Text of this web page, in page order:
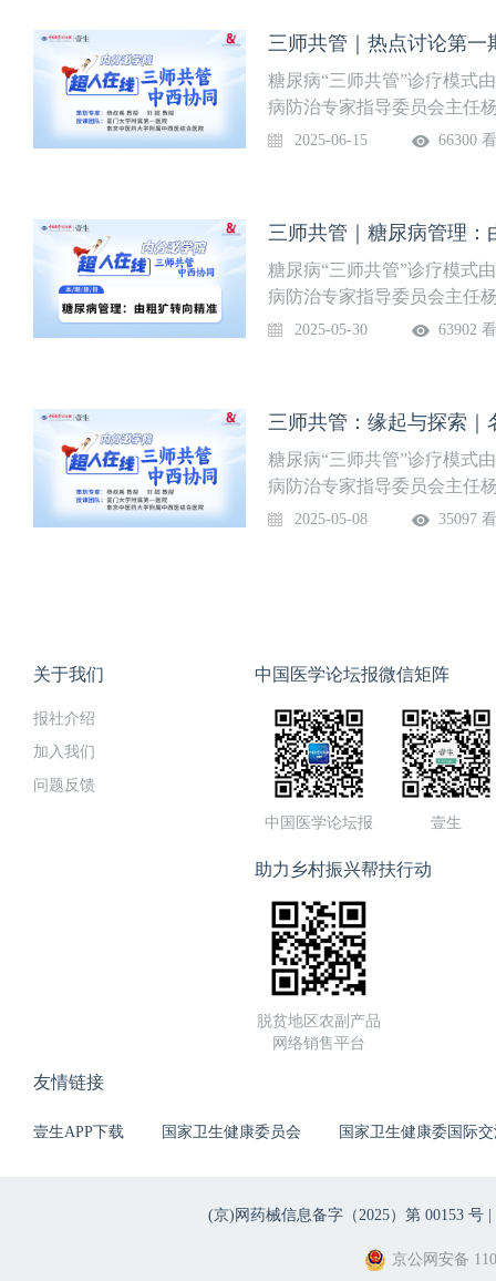
治疗：起始与优化主讲嘉宾
三师共管｜热点讨论第一
糖尿病“三师共管”诊疗模式
病防治专家指导委员会主任
个性化、全病程管理的“中国
路径讨论直播时间2025年6月
2025-06-15 66300
三师共管｜糖尿病管理：
糖尿病“三师共管”诊疗模式
病防治专家指导委员会主任
个性化、全病程管理的“中国
粗犷转向精准主讲嘉宾刘超
2025-05-30 63902
三师共管：缘起与探索｜
糖尿病“三师共管”诊疗模式
病防治专家指导委员会主任
个性化、全病程管理的“中国
2025-05-08 35097
关于我们
报社介绍
加入我们
问题反馈
中国医学论坛报微信矩阵
中国医学论坛报 壹生
助力乡村振兴帮扶行动
脱贫地区农副产品
网络销售平台
友情链接
壹生APP下载 国家卫生健康委员会 国家卫生健康委国际
(京)网药械信息备字（2025）第 00153 号 |
京公网安备